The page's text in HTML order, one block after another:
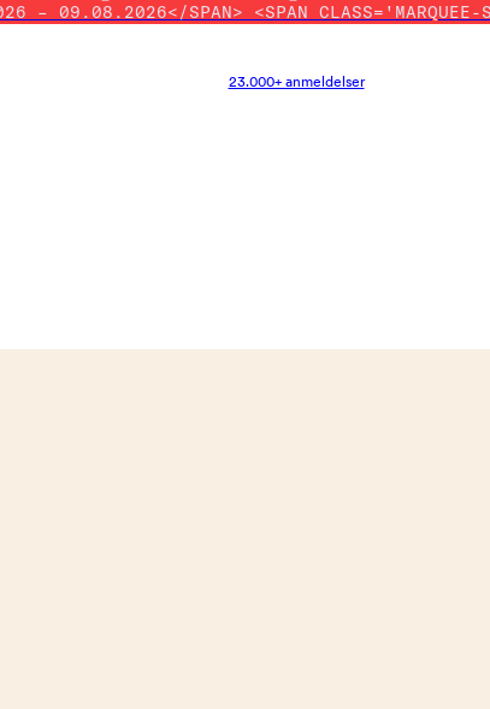
– 09.08.2026</SPAN> <SPAN CLASS='MARQUEE-
23.000+ anmeldelser